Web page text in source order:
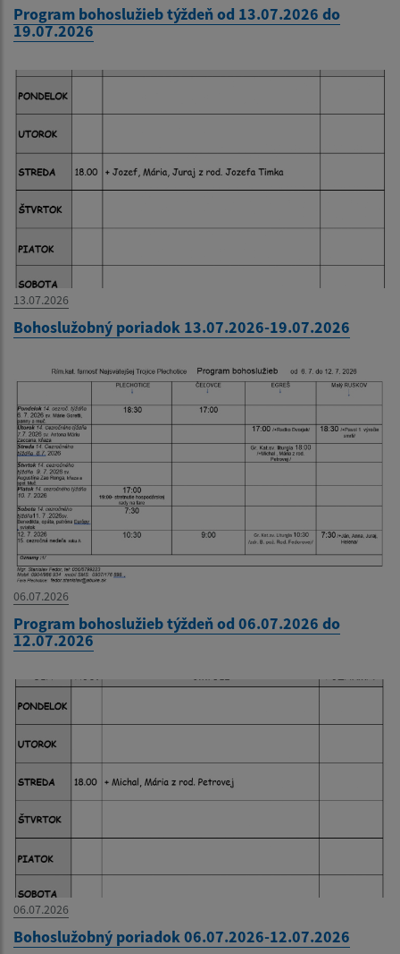
Program bohoslužieb týždeň od 13.07.2026 do
19.07.2026
13.07.2026
Bohoslužobný poriadok 13.07.2026-19.07.2026
06.07.2026
Program bohoslužieb týždeň od 06.07.2026 do
12.07.2026
06.07.2026
Bohoslužobný poriadok 06.07.2026-12.07.2026